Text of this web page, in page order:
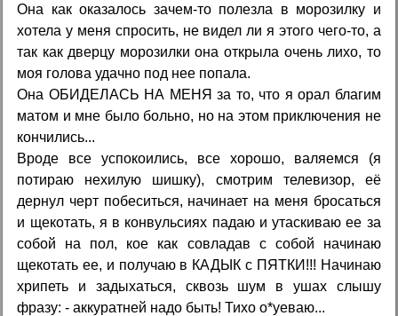
Она как оказалось зачем-то полезла в морозилку и
хотела у меня спросить, не видел ли я этого чего-то, а
так как дверцу морозилки она открыла очень лихо, то
моя голова удачно под нее попала.
Она ОБИДЕЛАСЬ НА МЕНЯ за то, что я орал благим
матом и мне было больно, но на этом приключения не
кончились...
Вроде все успокоились, все хорошо, валяемся (я
потираю нехилую шишку), смотрим телевизор, её
дернул черт побеситься, начинает на меня бросаться
и щекотать, я в конвульсиях падаю и утаскиваю ее за
собой на пол, кое как совладав с собой начинаю
щекотать ее, и получаю в КАДЫК с ПЯТКИ!!! Начинаю
хрипеть и задыхаться, сквозь шум в ушах слышу
фразу: - аккуратней надо быть! Тихо о*уеваю...